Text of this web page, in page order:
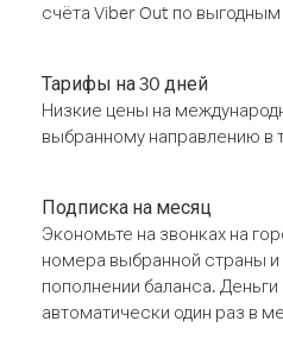
счёта Viber Out по
Тарифы на 30 дней
Низкие цены на
выбранному направлению в
Подписка на месяц
Экономьте на звонках на
номера выбранной страны и
пополнении баланса.
автоматически один раз в